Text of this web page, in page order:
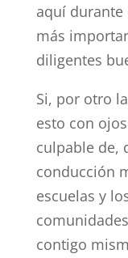
aquí durante
más
diligentes
Si, por otro
esto con
culpable de,
conducción
escuelas y
contigo